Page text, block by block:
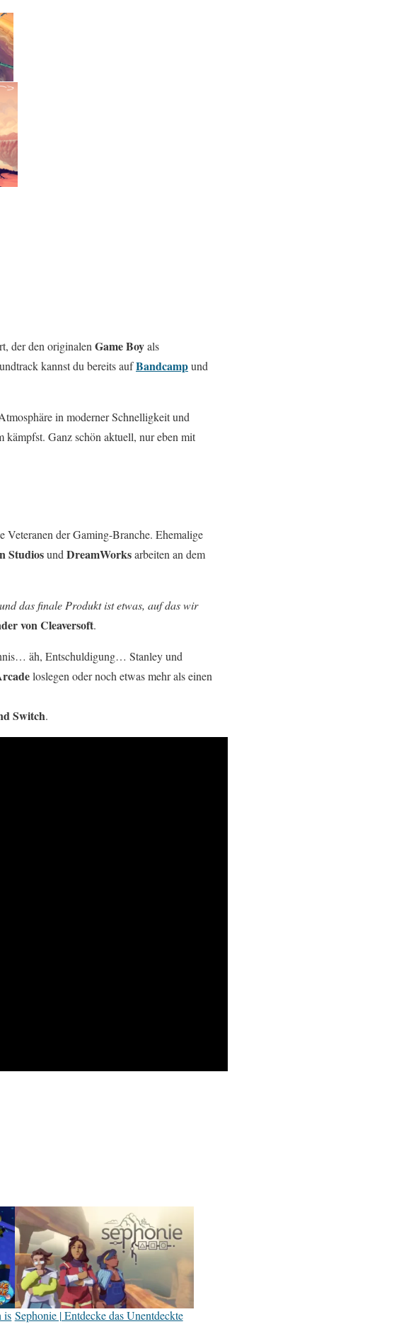
der den originalen Game Boyals
kannst du bereits aufBandcampund
in moderner Schnelligkeit und
kämpfst. Ganz schön aktuell, nur eben mit
Veteranen der Gaming-Branche. Ehemalige
Studiosund DreamWorksarbeiten an dem
das finale Produkt ist etwas, auf das wir
von Cleaversoft.
äh, Entschuldigung… Stanley und
loslegen oder noch etwas mehr als einen
Switch.
is Sephonie | Entdecke das Unentdeckte